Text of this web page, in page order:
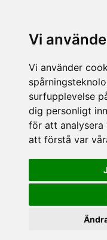
Vi
Vi använder
surfupplevelse
dig personligt
för att
att förstå var